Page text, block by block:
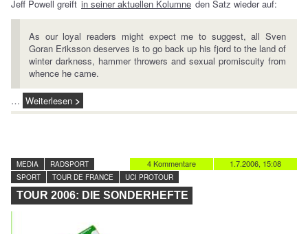
Jeff Powell greift in seiner aktuellen Kolumne den Satz wieder auf:
As our loyal readers might expect me to suggest, all Sven
Goran Eriksson deserves is to go back up his fjord to the land of
winter darkness, hammer throwers and sexual promiscuity from
whence he came.
… Weiterlesen
1.7.2006, 15:08
4 Kommentare
MEDIA
RADSPORT
SPORT
TOUR DE FRANCE UCI PROTOUR
TOUR 2006: DIE SONDERHEFTE